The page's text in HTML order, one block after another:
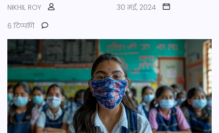
NIKHIL ROY
30 मई, 2024
6 टिप्पणि